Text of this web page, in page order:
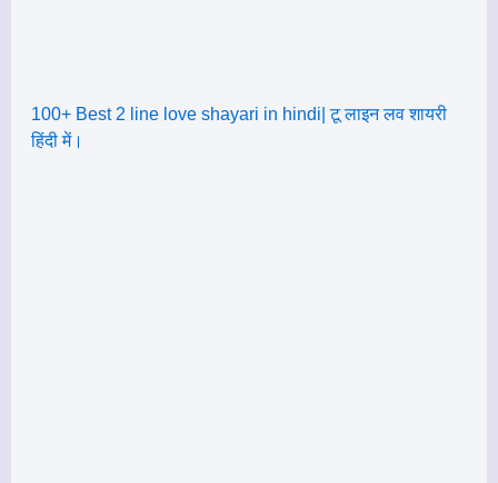
100+ Best 2 line love shayari in hindi| टू लाइन लव शायरी
हिंदी में।